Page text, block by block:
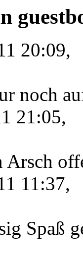
20:09,
noch
21:05,
Arsch
11:37,
Spaß